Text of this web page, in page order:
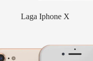
Laga Iphone X